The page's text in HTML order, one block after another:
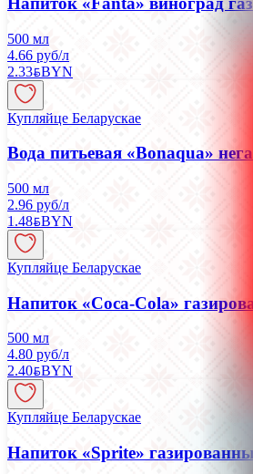
500 мл
4.66 руб/л
2.33BYNBYN
Купляйце Беларускае
Вода питьевая «Bonaqua»
500 мл
2.96 руб/л
1.48BYNBYN
Купляйце Беларускае
Напиток «Coca-Cola»
500 мл
4.80 руб/л
2.40BYNBYN
Купляйце Беларускае
Напиток «Sprite»